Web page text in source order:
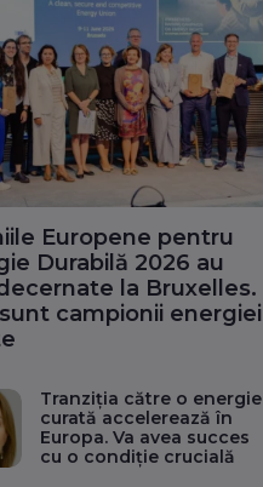
Europene pentru
Durabilă 2026 au
la Bruxelles.
campionii energiei
Tranziția către o energie
curată accelerează în
Europa. Va avea succes
cu o condiție crucială